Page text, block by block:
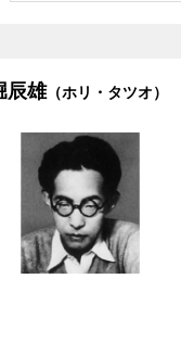
辰雄（ホリ・タツオ）